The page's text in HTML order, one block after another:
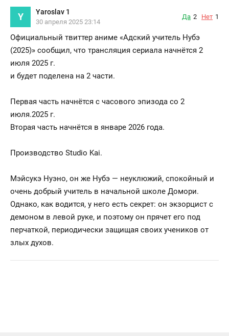
Y Yaroslav 1
30 апреля 2025 23:14
Да 2 Нет 1
Официальный твиттер аниме «Адский учитель Нубэ
(2025)» сообщил, что трансляция сериала начнётся 2
июля 2025 г.
и будет поделена на 2 части.
Первая часть начнётся с часового эпизода со 2
июля.2025 г.
Вторая часть начнётся в январе 2026 года.
Производство Studio Kai.
Мэйсукэ Нуэно, он же Нубэ — неуклюжий, спокойный и
очень добрый учитель в начальной школе Домори.
Однако, как водится, у него есть секрет: он экзорцист с
демоном в левой руке, и поэтому он прячет его под
перчаткой, периодически защищая своих учеников от
злых духов.